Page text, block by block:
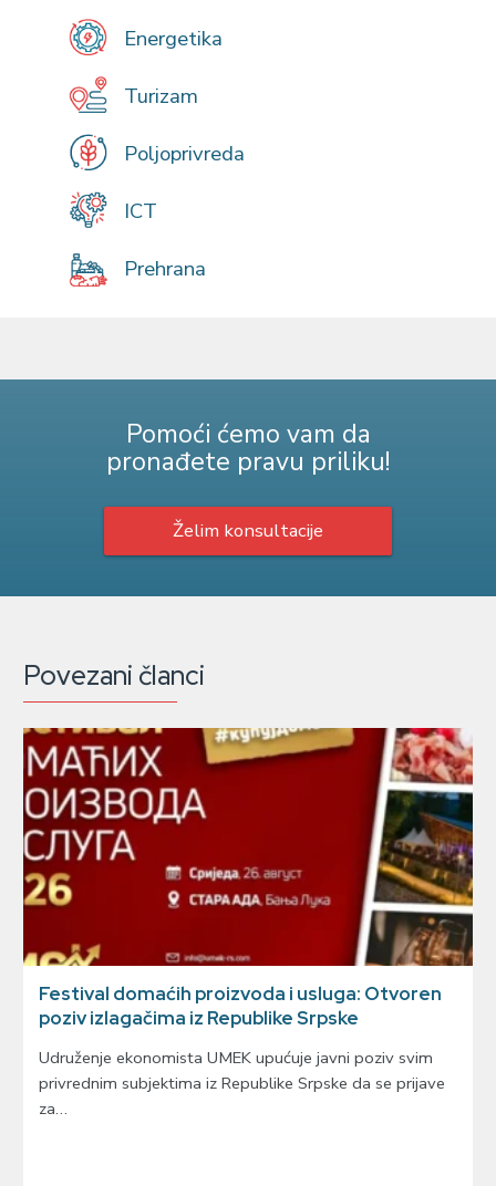
Energetika
Turizam
Poljoprivreda
ICT
Prehrana
Pomoći ćemo vam da
pronađete pravu priliku!
Želim konsultacije
Povezani članci
Festival domaćih proizvoda i usluga: Otvoren
poziv izlagačima iz Republike Srpske
Udruženje ekonomista UMEK upućuje javni poziv svim
privrednim subjektima iz Republike Srpske da se prijave
za…